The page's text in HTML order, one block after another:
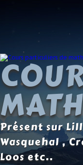
Présent sur
Wasquehal ,
Loos etc..